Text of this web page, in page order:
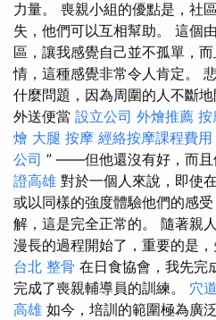
力量。 喪親小組的優點是，社
失，他們可以互相幫助。 這個
區，讓我感覺自己並不孤單，
情，這種感覺非常令人肯定。
什麼問題，因為周圍的人不斷
外送便當 設立公司 外燴推薦 按
燴 大腿 按摩 經絡按摩課程費用
公司 ” ——但他還沒有好，而且
證高雄 對於一個人來說，即使
或以同樣的強度體驗他們的感
解，這是完全正常的。 隨著親
漫長的過程開始了，重要的是，
台北 整骨 在日食協會，我先完
完成了喪親輔導員的訓練。 穴
高雄 如今，培訓的範圍極為廣